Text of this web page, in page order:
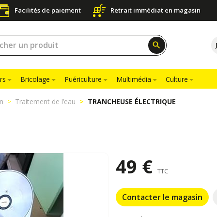
Facilités de paiement Retrait immédiat en magasin
search
Bricolage Puériculture Multimédia Culture
Traitement de l’eau TRANCHEUSE ÉLECTRIQUE
49 € TTC
Contacter le magasin